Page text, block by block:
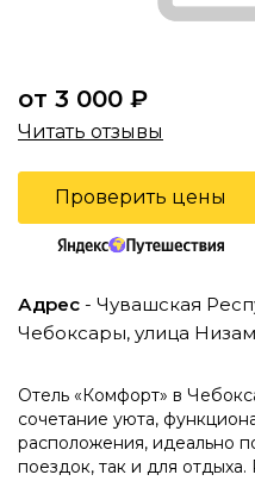
от 3 000 ₽
Читать отзывы
Проверить цены
Адрес - Чувашская
Чебоксары, улица
Отель «Комфорт» в
сочетание уюта,
расположения, идеально
поездок, так и для